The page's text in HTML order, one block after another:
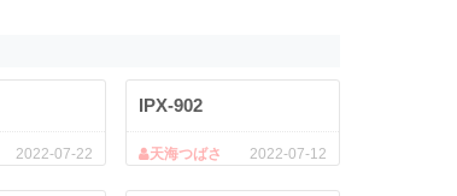
2022-07-22
IPX-902
2022-07-12
天海つばさ